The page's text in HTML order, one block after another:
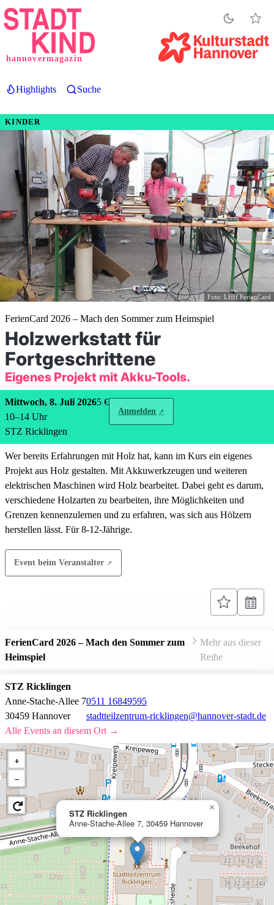
Direkt
zum
hannovermagazin
Highlights Suche
KINDER
Foto: LHH FerienCard
FerienCard 2026 – Mach den Sommer zum Heimspiel
Holzwerkstatt für
Fortgeschrittene
Eigenes Projekt mit Akku-Tools.
Mittwoch, 8. Juli 2026
10–14 Uhr
STZ Ricklingen
5 €
Anmelden
Wer bereits Erfahrungen mit Holz hat, kann im Kurs ein eigenes
Projekt aus Holz gestalten. Mit Akkuwerkzeugen und weiteren
elektrischen Maschinen wird Holz bearbeitet. Dabei geht es darum,
verschiedene Holzarten zu bearbeiten, ihre Möglichkeiten und
Grenzen kennenzulernen und zu erfahren, was sich aus Hölzern
herstellen lässt. Für 8-12-Jährige.
Event beim Veranstalter
FerienCard 2026 – Mach den Sommer zum
Heimspiel
Mehr aus dieser
Reihe
STZ Ricklingen
Anne-Stache-Allee 7
30459 Hannover
0511 16849595
stadtteilzentrum-ricklingen@hannover-stadt.de
Alle Events an diesem Ort →
STZ Ricklingen
Anne-Stache-Allee 7, 30459 Hannover
×
+
−